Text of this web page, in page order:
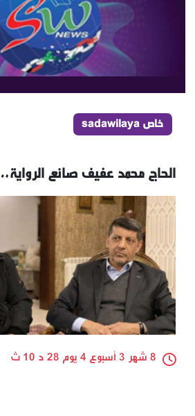
خاص sadawilaya
الحاج محمد عفيف صانع
8 شهر 3 أسبوع 4 يوم 28 د 10 ث